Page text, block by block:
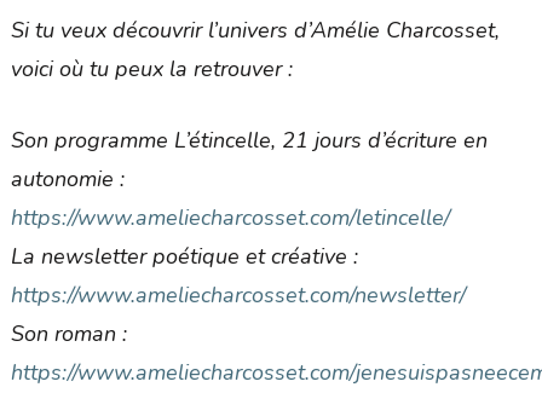
Si tu veux découvrir l’univers d’Amélie Charcosset,
voici où tu peux la retrouver :
Son programme L’étincelle, 21 jours d’écriture en
autonomie :
https://www.ameliecharcosset.com/letincelle/
La newsletter poétique et créative :
https://www.ameliecharcosset.com/newsletter/
Son roman :
https://www.ameliecharcosset.com/